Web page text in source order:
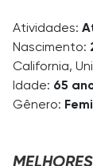
Atividades:
Nascimento:
California,
Idade: 65
Gênero: